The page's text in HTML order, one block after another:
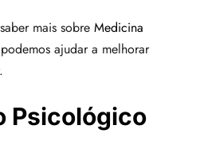
mais sobre Medicina
ajudar a melhorar
Psicológico